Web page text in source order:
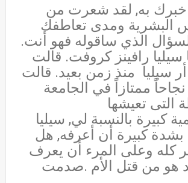
به, لقد شعرت من
البشرية ومدى تعاطفك
الذي ساقوله فهو أنت.
سيليا رافينز كروفت. قالت
سيليا منذ زمن بعيد. قالت
ممتازاً في الجامعة
التى تعيشها
كبيرة بالنسبة لي, سيليا
كبيرة أن أعرفه, هل
كله وعلى المرء أن يعرف
هو من قتل الأم .صدمت